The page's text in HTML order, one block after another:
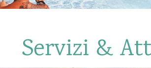
Servizi &